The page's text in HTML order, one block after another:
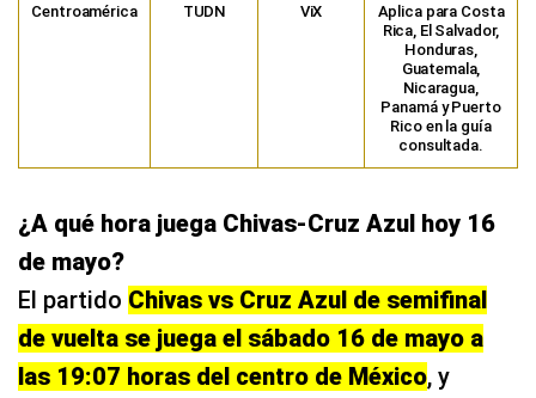
Centroamérica TUDN ViX
Aplica para Costa
Rica, El Salvador,
Honduras,
Guatemala,
Nicaragua,
Panamá y Puerto
Rico en la guía
consultada.
¿A qué hora juega Chivas-Cruz Azul hoy 16
de mayo?
El partido Chivas vs Cruz Azul de semifinal
de vuelta se juega el sábado 16 de mayo a
las 19:07 horas del centro de México, y